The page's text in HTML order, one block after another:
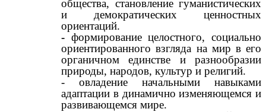
общества, становление гуманистических
и демократических ценностных
ориентаций.
- формирование целостного, социально
ориентированного взгляда на мир в его
органичном единстве и разнообразии
природы, народов, культур и религий.
- овладение начальными навыками
адаптации в динамично изменяющемся и
развивающемся мире.